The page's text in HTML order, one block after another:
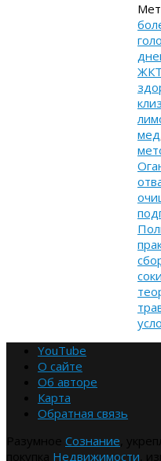
ЖКТ
мед
соки
YouTube
О сайте
Об авторе
Карта
Обратная связь
Сознание
Недвижимости